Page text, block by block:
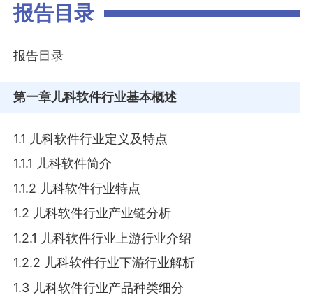
报告目录
报告目录
第一章儿科软件行业基本概述
1.1 儿科软件行业定义及特点
1.1.1 儿科软件简介
1.1.2 儿科软件行业特点
1.2 儿科软件行业产业链分析
1.2.1 儿科软件行业上游行业介绍
1.2.2 儿科软件行业下游行业解析
1.3 儿科软件行业产品种类细分